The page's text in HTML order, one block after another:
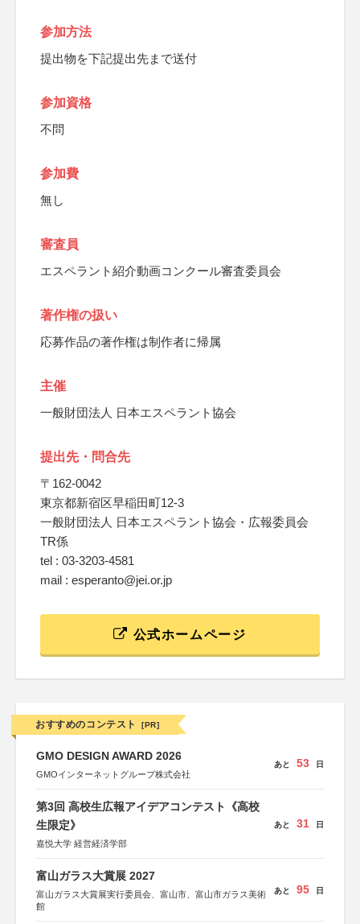
参加方法
提出物を下記提出先まで送付
参加資格
不問
参加費
無し
審査員
エスペラント紹介動画コンクール審査委員会
著作権の扱い
応募作品の著作権は制作者に帰属
主催
一般財団法人 日本エスペラント協会
提出先・問合先
〒162-0042
東京都新宿区早稲田町12-3
一般財団法人 日本エスペラント協会・広報委員会
TR係
tel : 03-3203-4581
mail : esperanto@jei.or.jp
公式ホームページ
おすすめのコンテスト [PR]
GMO DESIGN AWARD 2026
GMOインターネットグループ株式会社
あと 53 日
第3回 高校生広報アイデアコンテスト《高校
生限定》
嘉悦大学 経営経済学部
あと 31 日
富山ガラス大賞展 2027
富山ガラス大賞展実行委員会、富山市、富山市ガラス美術
館
あと 95 日